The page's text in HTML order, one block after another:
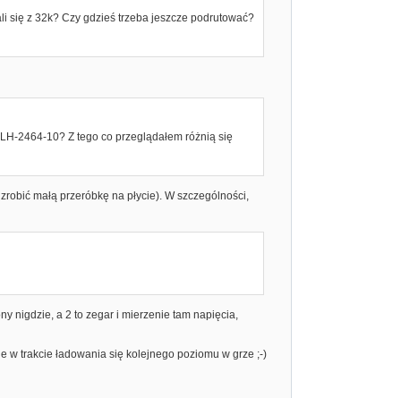
się z 32k? Czy gdzieś trzeba jeszcze podrutować?
2464-10? Z tego co przeglądałem różnią się
małą przeróbkę na płycie). W szczególności,
nigdzie, a 2 to zegar i mierzenie tam napięcia,
w trakcie ładowania się kolejnego poziomu w grze ;-)